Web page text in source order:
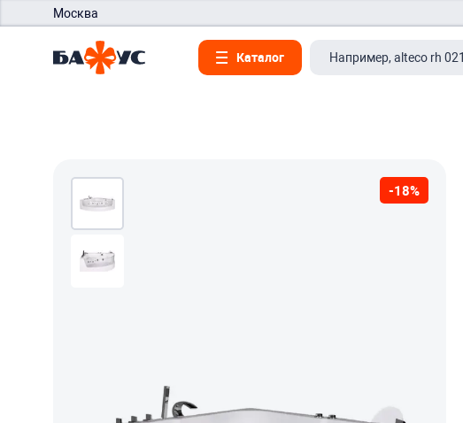
Москва
Каталог
-18%